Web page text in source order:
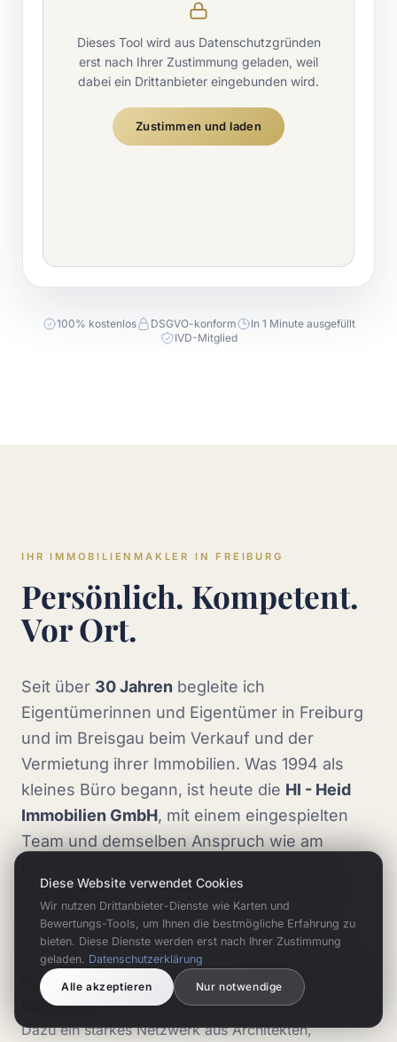
Dieses Tool wird aus Datenschutzgründen
erst nach Ihrer Zustimmung geladen, weil
dabei ein Drittanbieter eingebunden wird.
Zustimmen und laden
100% kostenlos DSGVO-konform
In 1 Minute ausgefüllt
IVD-Mitglied
IHR IMMOBILIENMAKLER IN FREIBURG
Persönlich. Kompetent.
Vor Ort.
Seit über 30 Jahren begleite ich
Eigentümerinnen und Eigentümer in Freiburg
und im Breisgau beim Verkauf und der
Vermietung ihrer Immobilien. Was 1994 als
kleines Büro begann, ist heute die HI - Heid
Immobilien GmbH, mit einem eingespielten
Team und demselben Anspruch wie am
Marktkenntnis und echte Leidenschaft für
unsere Region.
Bei jeder Immobilie setzen wir auf
Fotografie, Drohnenaufnahmen und 360°-
Rundgängesowie Exposés, die Käufer begeistern.
Dazu ein starkes Netzwerk aus Architekten,
Diese Website verwendet Cookies
Wir nutzen Drittanbieter-Dienste wie Karten und
Bewertungs-Tools, um Ihnen die bestmögliche Erfahrung zu
bieten. Diese Dienste werden erst nach Ihrer Zustimmung
geladen. Datenschutzerklärung
Alle akzeptieren Nur notwendige